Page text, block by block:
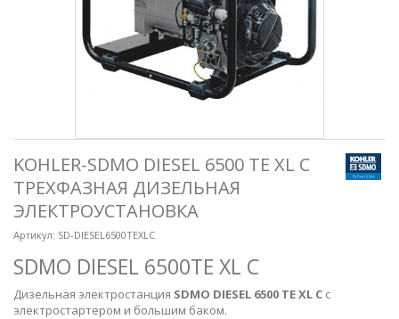
KOHLER-SDMO DIESEL 6500 TE XL C
ТРЕХФАЗНАЯ ДИЗЕЛЬНАЯ
ЭЛЕКТРОУСТАНОВКА
Артикул: SD-DIESEL6500TEXLC
SDMO DIESEL 6500TE XL C
Дизельная электростанция SDMO DIESEL 6500 TE XL C с
электростартером и большим баком.